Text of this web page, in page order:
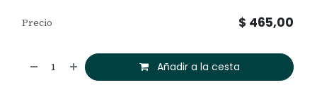
Añadir a la cesta
Precio $ 465,00